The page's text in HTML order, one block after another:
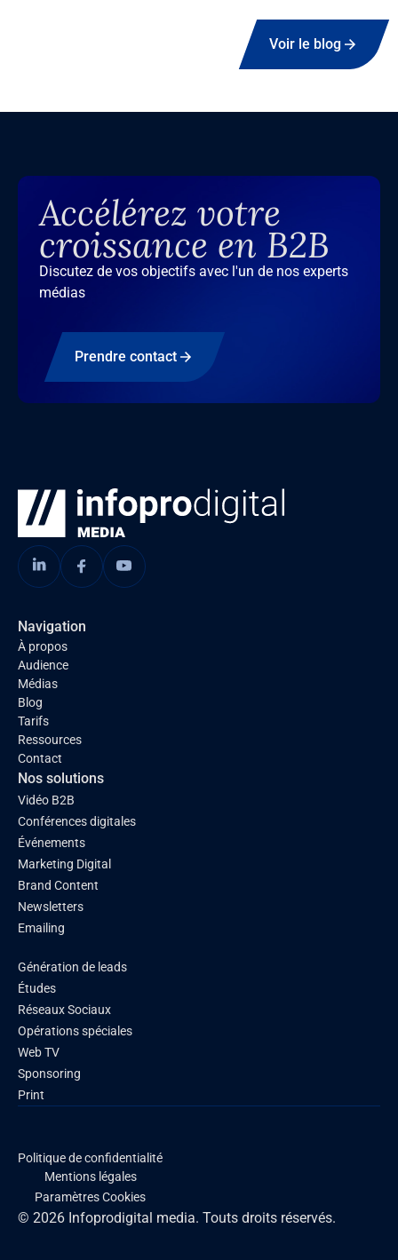
Voir le blog
Accélérez votre
croissance en B2B
Discutez de vos objectifs avec l'un de nos experts
médias
Prendre contact
Navigation
À propos
Audience
Médias
Blog
Tarifs
Ressources
Contact
Nos solutions
Vidéo B2B
Conférences digitales
Événements
Marketing Digital
Brand Content
Newsletters
Emailing
Génération de leads
Études
Réseaux Sociaux
Opérations spéciales
Web TV
Sponsoring
Print
© 2026 Infoprodigital media. Touts droits réservés.
Politique de confidentialité
Mentions légales
Paramètres Cookies